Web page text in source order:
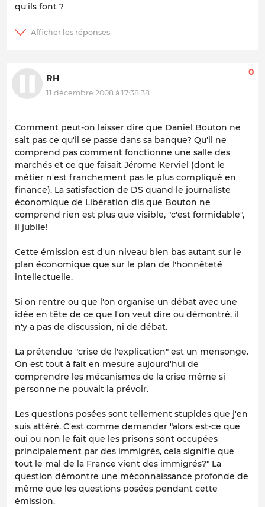
qu'ils font ?
RH
11 décembre 2008 à 17:38:38
0
Comment peut-on laisser dire que Daniel Bouton ne
sait pas ce qu'il se passe dans sa banque? Qu'il ne
comprend pas comment fonctionne une salle des
marchés et ce que faisait Jérome Kerviel (dont le
métier n'est franchement pas le plus compliqué en
finance). La satisfaction de DS quand le journaliste
économique de Libération dis que Bouton ne
comprend rien est plus que visible, "c'est formidable",
il jubile!
Cette émission est d'un niveau bien bas autant sur le
plan économique que sur le plan de l'honnêteté
intellectuelle.
Si on rentre ou que l'on organise un débat avec une
idée en tête de ce que l'on veut dire ou démontré, il
n'y a pas de discussion, ni de débat.
La prétendue "crise de l'explication" est un mensonge.
On est tout à fait en mesure aujourd'hui de
comprendre les mécanismes de la crise même si
personne ne pouvait la prévoir.
Les questions posées sont tellement stupides que j'en
suis attéré. C'est comme demander "alors est-ce que
oui ou non le fait que les prisons sont occupées
principalement par des immigrés, cela signifie que
tout le mal de la France vient des immigrés?" La
question démontre une méconnaissance profonde de
même que les questions posées pendant cette
émission.